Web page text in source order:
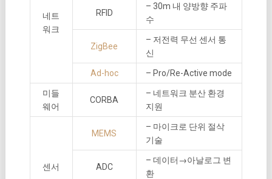
네트
워크
RFID
– 30m 내 양방향 주파
수
ZigBee
– 저전력 무선 센서 통
신
Ad-hoc – Pro/Re-Active mode
미들
웨어
CORBA
– 네트워크 분산 환경
지원
센서
MEMS
– 마이크로 단위 절삭
기술
ADC
– 데이터→아날로그 변
환